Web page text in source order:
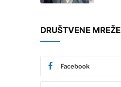
DRUŠTVENE MREŽE
Facebook